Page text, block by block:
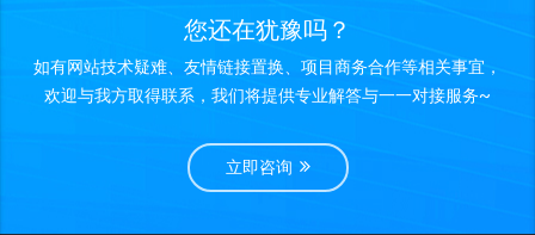
您还在犹豫吗？
如有网站技术疑难、友情链接置换、项目商务合作等相关事宜，
欢迎与我方取得联系，我们将提供专业解答与一一对接服务~
立即咨询